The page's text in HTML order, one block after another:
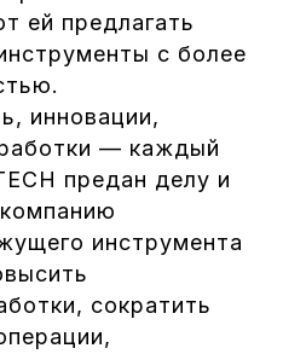
ей предлагать
с более
инновации,
— каждый
предан делу и
инструмента
сократить